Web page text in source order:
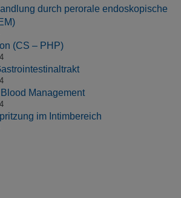
durch perorale endoskopische
(CS – PHP)
Management
im Intimbereich